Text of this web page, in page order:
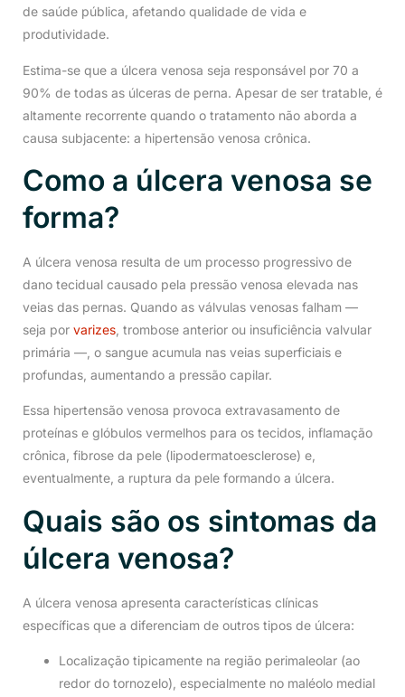
de saúde pública, afetando qualidade de vida e
produtividade.
Estima-se que a úlcera venosa seja responsável por 70 a
90% de todas as úlceras de perna. Apesar de ser tratable, é
altamente recorrente quando o tratamento não aborda a
causa subjacente: a hipertensão venosa crônica.
Como a úlcera venosa se
forma?
A úlcera venosa resulta de um processo progressivo de
dano tecidual causado pela pressão venosa elevada nas
veias das pernas. Quando as válvulas venosas falham —
seja por varizes , trombose anterior ou insuficiência valvular
primária —, o sangue acumula nas veias superficiais e
profundas, aumentando a pressão capilar.
Essa hipertensão venosa provoca extravasamento de
proteínas e glóbulos vermelhos para os tecidos, inflamação
crônica, fibrose da pele (lipodermatoesclerose) e,
eventualmente, a ruptura da pele formando a úlcera.
Quais são os sintomas da
úlcera venosa?
A úlcera venosa apresenta características clínicas
específicas que a diferenciam de outros tipos de úlcera:
Localização tipicamente na região perimaleolar (ao
redor do tornozelo), especialmente no maléolo medial